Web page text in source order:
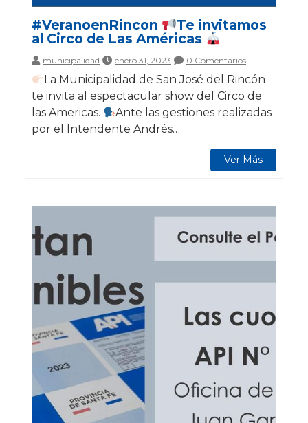
#VeranoenRincon
Te invitamos
al Circo de Las Américas
municipalidad enero 31, 2023 0 Comentarios
La Municipalidad de San José del Rincón
te invita al espectacular show del Circo de
las Americas.
Ante las gestiones realizadas
por el Intendente Andrés…
Ver Más